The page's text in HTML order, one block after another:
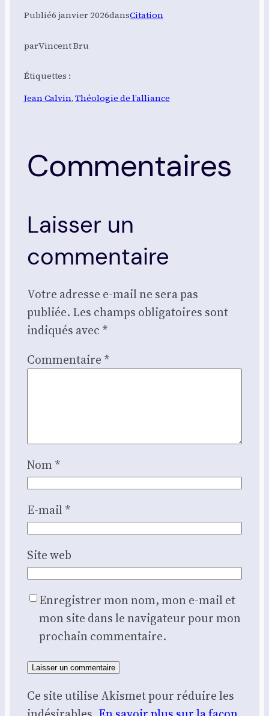
Publié6 janvier 2026dansCitation
parVincent Bru
Étiquettes :
Jean Calvin, Théologie de l’alliance
Commentaires
Laisser un
commentaire
Votre adresse e-mail ne sera pas
publiée. Les champs obligatoires sont
indiqués avec *
Commentaire *
Nom*
E-mail*
Site web
Enregistrer mon nom, mon e-mail et
mon site dans le navigateur pour mon
prochain commentaire.
Ce site utilise Akismet pour réduire les